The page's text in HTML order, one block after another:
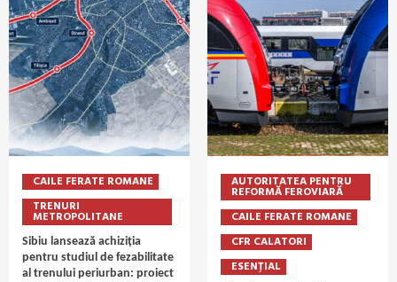
CAILE FERATE ROMANE
TRENURI
METROPOLITANE
Sibiu lansează achiziția
pentru studiul de fezabilitate
al trenului periurban: proiect
AUTORITATEA PENTRU
REFORMĂ FEROVIARĂ
CAILE FERATE ROMANE
CFR CALATORI
ESENȚIAL